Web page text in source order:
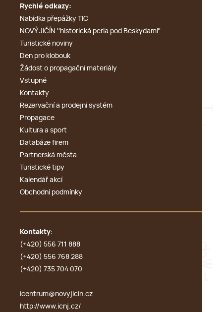
Rychlé odkazy:
Nabídka přepážky TIC
NOVÝ JIČÍN ''historická perla pod Beskydami''
Turistické noviny
Den pro klobouk
Žádost o propagační materiály
Vstupné
Kontakty
Rezervační a prodejní systém
Propagace
Kultura a sport
Databáze firem
Partnerská města
Turistické tipy
Kalendář akcí
Obchodní podmínky
Kontakty:
(+420) 556 711 888
(+420) 556 768 288
(+420) 735 704 070
icentrum@novyjicin.cz
http://www.icnj.cz/